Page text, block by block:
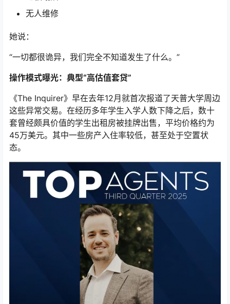
无人维修
她说：
“一切都很诡异，我们完全不知道发生了什么。”
操作模式曝光：典型“高估值套贷”
《The Inquirer》早在去年12月就首次报道了天普大学周边
这些异常交易。在经历多年学生入学人数下降之后，数十
套曾经颇具价值的学生出租房被挂牌出售，平均价格约为
45万美元。其中一些房产入住率较低，甚至处于空置状
态。